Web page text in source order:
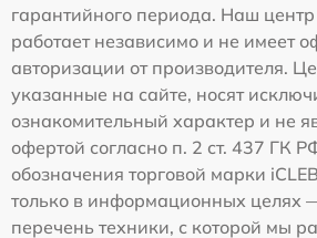
гарантийного периода. Наш
работает независимо и не имеет
авторизации от производителя.
указанные на сайте, носят
ознакомительный характер и не
офертой согласно п. 2 ст. 437 ГК
обозначения торговой марки
только в информационных целях
перечень техники, с которой мы